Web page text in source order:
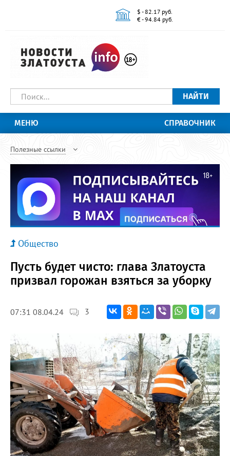
$ - 82.17 руб.
€ - 94.84 руб.
НАЙТИ
МЕНЮ СПРАВОЧНИК
Полезные ссылки
Общество
Пусть будет чисто: глава Златоуста
призвал горожан взяться за уборку
07:31 08.04.24 3